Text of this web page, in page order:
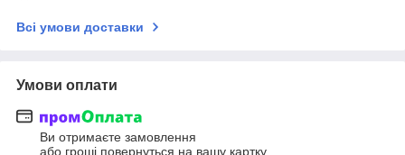
Всі умови доставки
Умови оплати
Ви отримаєте замовлення
або гроші повернуться на вашу картку